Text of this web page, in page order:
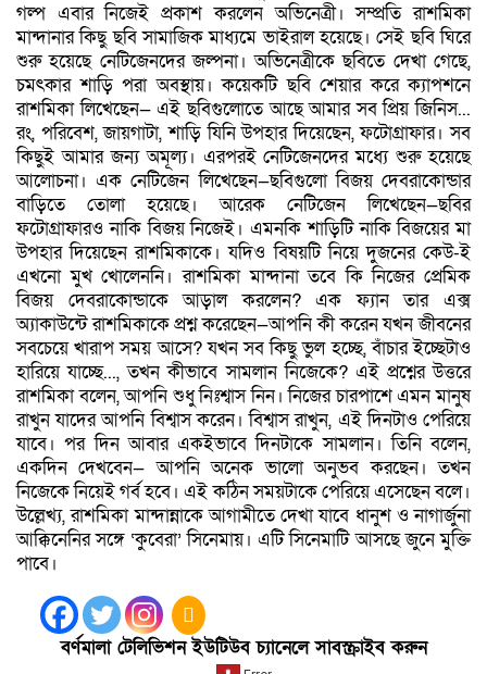
গল্প এবার নিজেই প্রকাশ করলেন অভিনেত্রী। সম্প্রতি রাশমিকা
মান্দানার কিছু ছবি সামাজিক মাধ্যমে ভাইরাল হয়েছে। সেই ছবি ঘিরে
শুরু হয়েছে নেটিজেনদের জল্পনা। অভিনেত্রীকে ছবিতে দেখা গেছে,
চমৎকার শাড়ি পরা অবস্থায়। কয়েকটি ছবি শেয়ার করে ক্যাপশনে
রাশমিকা লিখেছেন— এই ছবিগুলোতে আছে আমার সব প্রিয় জিনিস...
রং, পরিবেশ, জায়গাটা, শাড়ি যিনি উপহার দিয়েছেন, ফটোগ্রাফার। সব
কিছুই আমার জন্য অমূল্য। এরপরই নেটিজেনদের মধ্যে শুরু হয়েছে
আলোচনা। এক নেটিজেন লিখেছেন—ছবিগুলো বিজয় দেবরাকোন্ডার
বাড়িতে তোলা হয়েছে। আরেক নেটিজেন লিখেছেন—ছবির
ফটোগ্রাফারও নাকি বিজয় নিজেই। এমনকি শাড়িটি নাকি বিজয়ের মা
উপহার দিয়েছেন রাশমিকাকে। যদিও বিষয়টি নিয়ে দুজনের কেউ-ই
এখনো মুখ খোলেননি। রাশমিকা মান্দানা তবে কি নিজের প্রেমিক
বিজয় দেবরাকোন্ডাকে আড়াল করলেন? এক ফ্যান তার এক্স
অ্যাকাউন্টে রাশমিকাকে প্রশ্ন করেছেন—আপনি কী করেন যখন জীবনের
সবচেয়ে খারাপ সময় আসে? যখন সব কিছু ভুল হচ্ছে, বাঁচার ইচ্ছেটাও
হারিয়ে যাচ্ছে..., তখন কীভাবে সামলান নিজেকে? এই প্রশ্নের উত্তরে
রাশমিকা বলেন, আপনি শুধু নিঃশ্বাস নিন। নিজের চারপাশে এমন মানুষ
রাখুন যাদের আপনি বিশ্বাস করেন। বিশ্বাস রাখুন, এই দিনটাও পেরিয়ে
যাবে। পর দিন আবার একইভাবে দিনটাকে সামলান। তিনি বলেন,
একদিন দেখবেন— আপনি অনেক ভালো অনুভব করছেন। তখন
নিজেকে নিয়েই গর্ব হবে। এই কঠিন সময়টাকে পেরিয়ে এসেছেন বলে।
উল্লেখ্য, রাশমিকা মান্দান্নাকে আগামীতে দেখা যাবে ধানুশ ও নাগার্জুনা
আক্কিনেনির সঙ্গে ‘কুবেরা’ সিনেমায়। এটি সিনেমাটি আসছে জুনে মুক্তি
পাবে।
বর্ণমালা টেলিভিশন ইউটিউব চ্যানেলে সাবস্ক্রাইব করুন